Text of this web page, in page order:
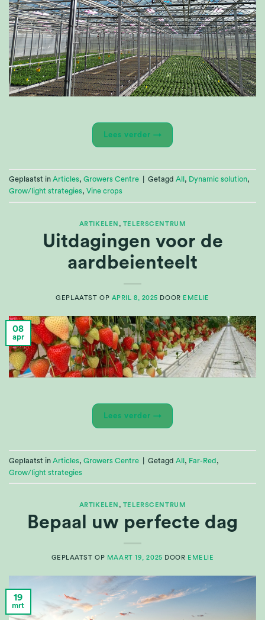
Lees verder →
Geplaatst in Articles, Growers Centre Getagd All , Dynamic solution,
Grow/light strategies, Vine crops
ARTIKELEN , TELERSCENTRUM
Uitdagingen voor de
aardbeienteelt
GEPLAATST OP APRIL 8, 2025 DOOR EMELIE
08
apr
Lees verder →
Geplaatst in Articles, Growers Centre Getagd All , Far-Red ,
Grow/light strategies
ARTIKELEN , TELERSCENTRUM
Bepaal uw perfecte dag
GEPLAATST OP MAART 19, 2025 DOOR EMELIE
19
mrt